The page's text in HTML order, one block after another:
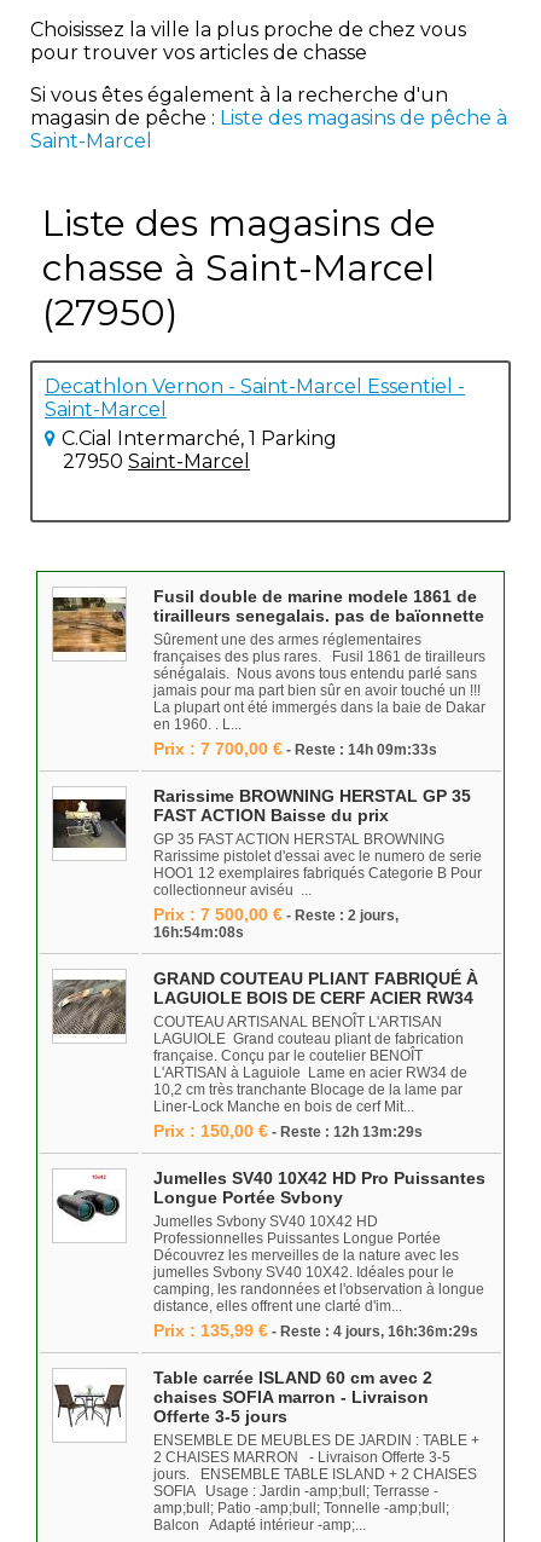
Choisissez la ville la plus proche de chez vous
pour trouver vos articles de chasse
Si vous êtes également à la recherche d'un
magasin de pêche : Liste des magasins de pêche à
Saint-Marcel
Liste des magasins de
chasse à Saint-Marcel
(27950)
Decathlon Vernon - Saint-Marcel Essentiel -
Saint-Marcel
C.Cial Intermarché, 1 Parking
27950 Saint-Marcel
Fusil double de marine modele 1861 de
tirailleurs senegalais. pas de baïonnette
Sûrement une des armes réglementaires
françaises des plus rares. Fusil 1861 de tirailleurs
sénégalais. Nous avons tous entendu parlé sans
jamais pour ma part bien sûr en avoir touché un !!!
La plupart ont été immergés dans la baie de Dakar
en 1960. . L...
Prix : 7 700,00 € - Reste : 14h 09m:33s
Rarissime BROWNING HERSTAL GP 35
FAST ACTION Baisse du prix
GP 35 FAST ACTION HERSTAL BROWNING
Rarissime pistolet d'essai avec le numero de serie
HOO1 12 exemplaires fabriqués Categorie B Pour
collectionneur aviséu ...
Prix : 7 500,00 € - Reste : 2 jours,
16h:54m:08s
GRAND COUTEAU PLIANT FABRIQUÉ À
LAGUIOLE BOIS DE CERF ACIER RW34
COUTEAU ARTISANAL BENOÎT L'ARTISAN
LAGUIOLE Grand couteau pliant de fabrication
française. Conçu par le coutelier BENOÎT
L'ARTISAN à Laguiole Lame en acier RW34 de
10,2 cm très tranchante Blocage de la lame par
Liner-Lock Manche en bois de cerf Mit...
Prix : 150,00 € - Reste : 12h 13m:29s
Jumelles SV40 10X42 HD Pro Puissantes
Longue Portée Svbony
Jumelles Svbony SV40 10X42 HD
Professionnelles Puissantes Longue Portée
Découvrez les merveilles de la nature avec les
jumelles Svbony SV40 10X42. Idéales pour le
camping, les randonnées et l'observation à longue
distance, elles offrent une clarté d'im...
Prix : 135,99 € - Reste : 4 jours, 16h:36m:29s
Table carrée ISLAND 60 cm avec 2
chaises SOFIA marron - Livraison
Offerte 3-5 jours
ENSEMBLE DE MEUBLES DE JARDIN : TABLE +
2 CHAISES MARRON - Livraison Offerte 3-5
jours. ENSEMBLE TABLE ISLAND + 2 CHAISES
SOFIA Usage : Jardin -amp;bull; Terrasse -
amp;bull; Patio -amp;bull; Tonnelle -amp;bull;
Balcon Adapté intérieur -amp;...